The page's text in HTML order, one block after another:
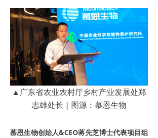
▲广东省农业农村厅乡村产业发展处郑
志雄处长｜图源：慕恩生物
慕恩生物创始人&CEO蒋先芝博士代表项目组